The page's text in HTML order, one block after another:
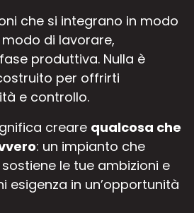
che si integrano in modo
di lavorare,
produttiva. Nulla è
per offrirti
e controllo.
creare qualcosa che
: un impianto che
le tue ambizioni e
esigenza in un’opportunità